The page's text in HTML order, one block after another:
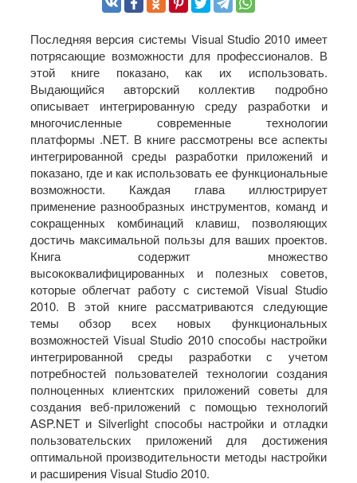
Последняя версия системы Visual Studio 2010 имеет
потрясающие возможности для профессионалов. В
этой книге показано, как их использовать.
Выдающийся авторский коллектив подробно
описывает интегрированную среду разработки и
многочисленные современные технологии
платформы .NET. В книге рассмотрены все аспекты
интегрированной среды разработки приложений и
показано, где и как использовать ее функциональные
возможности. Каждая глава иллюстрирует
применение разнообразных инструментов, команд и
сокращенных комбинаций клавиш, позволяющих
достичь максимальной пользы для ваших проектов.
Книга содержит множество
высококвалифицированных и полезных советов,
которые облегчат работу с системой Visual Studio
2010. В этой книге рассматриваются следующие
темы обзор всех новых функциональных
возможностей Visual Studio 2010 способы настройки
интегрированной среды разработки с учетом
потребностей пользователей технологии создания
полноценных клиентских приложений советы для
создания веб-приложений с помощью технологий
ASP.NET и Silverlight способы настройки и отладки
пользовательских приложений для достижения
оптимальной производительности методы настройки
и расширения Visual Studio 2010.